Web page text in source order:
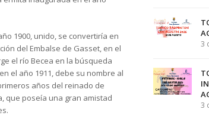
1900, unido, se convertiría en
del Embalse de Gasset, en el
el río Becea en la búsqueda
el año 1911, debe su nombre al
años del reinado de
que poseía una gran amistad
3
3